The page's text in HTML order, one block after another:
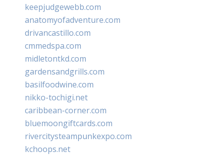
keepjudgewebb.com
anatomyofadventure.com
drivancastillo.com
cmmedspa.com
midletontkd.com
gardensandgrills.com
basilfoodwine.com
nikko-tochigi.net
caribbean-corner.com
bluemoongiftcards.com
rivercitysteampunkexpo.com
kchoops.net